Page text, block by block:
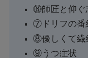
⓺師匠と仰ぐ
⑦ドリフの番
⑧優しくて繊
⑨うつ症状